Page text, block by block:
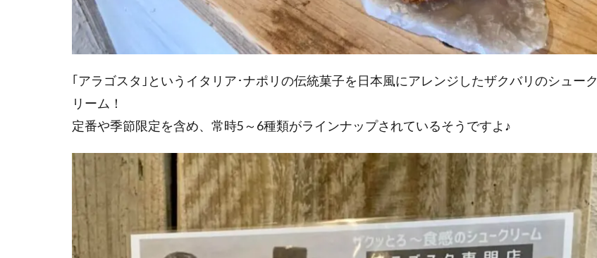
｢アラゴスタ｣というイタリア･ナポリの伝統菓子を日本風にアレンジしたザクバリのシューク
リーム！
定番や季節限定を含め、常時5～6種類がラインナップされているそうですよ♪